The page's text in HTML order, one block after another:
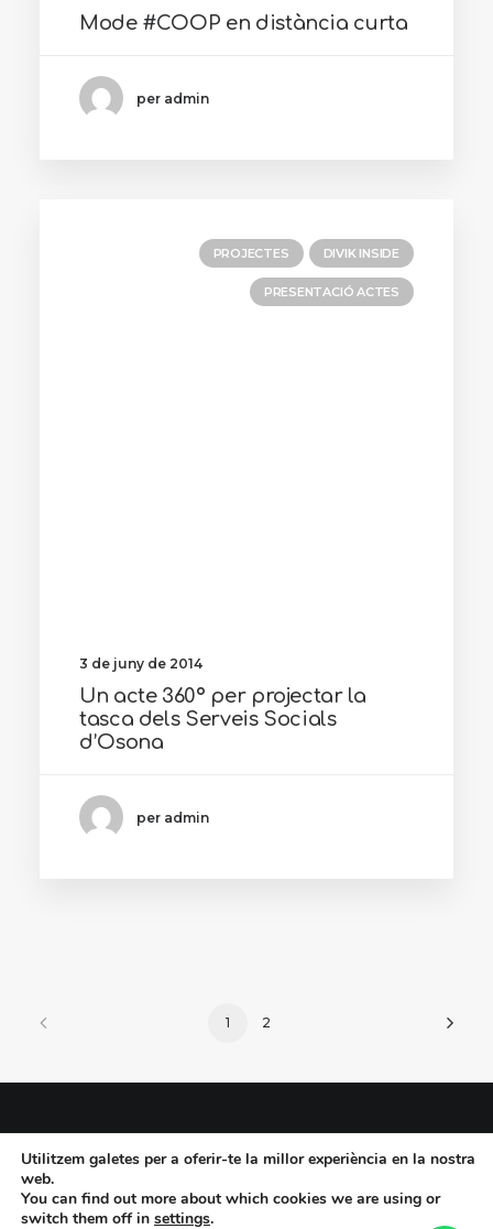
Mode #COOP en distància curta
per admin
PROJECTES DIVIK INSIDE
PRESENTACIÓ ACTES
3 de juny de 2014
Un acte 360º per projectar la
tasca dels Serveis Socials
d’Osona
per admin
1 2
© 2023 Eva Torrents
Utilitzem galetes per a oferir-te la millor experiència en la nostra
web.
You can find out more about which cookies we are using or
switch them off in settings.